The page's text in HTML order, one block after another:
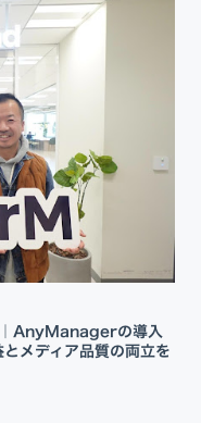
｜AnyManagerの導入
メディア品質の両立を